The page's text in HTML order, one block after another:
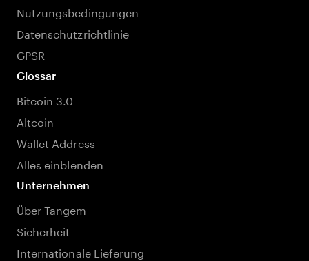
Nutzungsbedingungen
Datenschutzrichtlinie
GPSR
Glossar
Bitcoin 3.0
Altcoin
Wallet Address
Alles einblenden
Unternehmen
Über Tangem
Sicherheit
Internationale Lieferung